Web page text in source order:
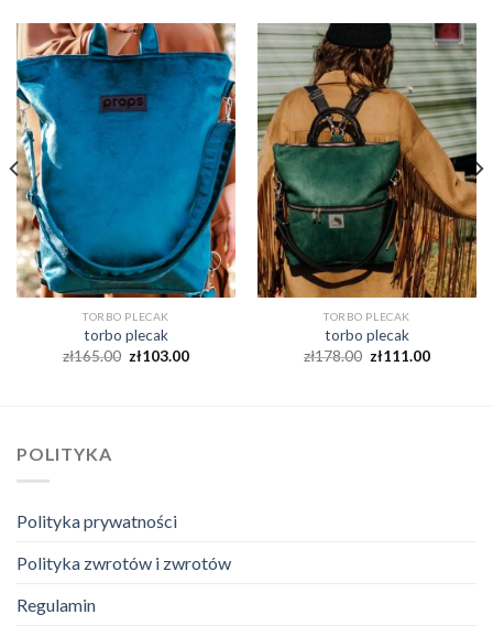
TORBO PLECAK
torbo plecak
zł165.00 zł103.00
TORBO PLECAK
torbo plecak
zł178.00 zł111.00
POLITYKA
Polityka prywatności
Polityka zwrotów i zwrotów
Regulamin